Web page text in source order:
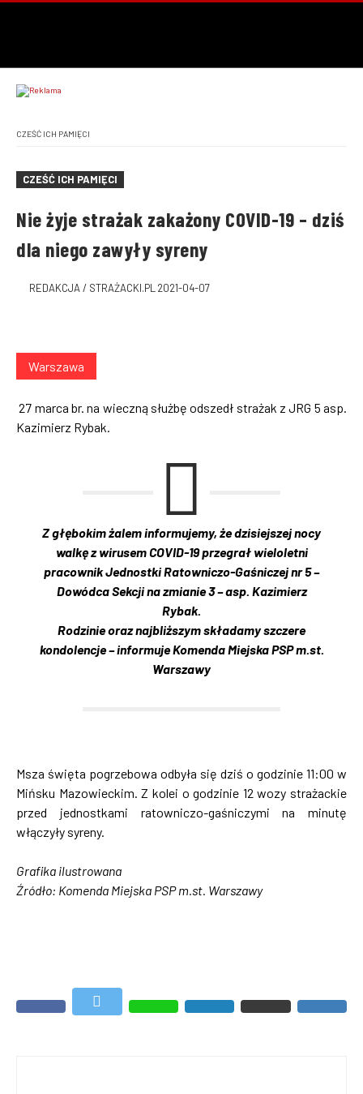
CZEŚĆ ICH PAMIĘCI
CZEŚĆ ICH PAMIĘCI
Nie żyje strażak zakażony COVID-19 – dziś
dla niego zawyły syreny
REDAKCJA / STRAŻACKI.PL 2021-04-07
Warszawa
27 marca br. na wieczną służbę odszedł strażak z JRG 5 asp.
Kazimierz Rybak.
Z głębokim żalem informujemy, że dzisiejszej nocy
walkę z wirusem COVID-19 przegrał wieloletni
pracownik Jednostki Ratowniczo-Gaśniczej nr 5 –
Dowódca Sekcji na zmianie 3 – asp. Kazimierz
Rybak.
Rodzinie oraz najbliższym składamy szczere
kondolencje – informuje Komenda Miejska PSP m.st.
Warszawy
Msza święta pogrzebowa odbyła się dziś o godzinie 11:00 w
Mińsku Mazowieckim. Z kolei o godzinie 12 wozy strażackie
przed jednostkami ratowniczo-gaśniczymi na minutę
włączyły syreny.
Grafika ilustrowana
Źródło: Komenda Miejska PSP m.st. Warszawy